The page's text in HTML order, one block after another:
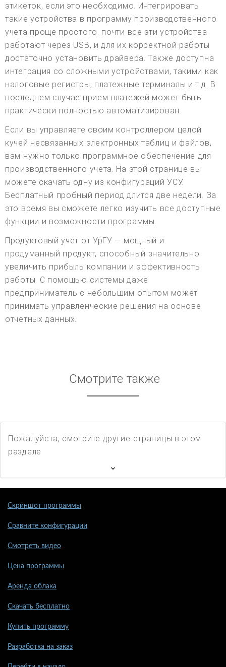
этикеток, если это необходимо. Интегрировать
такие устройства в программу производственного
учета проще простого. почти все эти устройства
работают через USB, и для их корректной работы
достаточно установить драйвера. Также доступна
интеграция со сложными устройствами, такими как
налоговые регистры, платежные терминалы и т.д. В
последнем случае прием платежей может быть
практически полностью автоматизирован.
Если вы управляете своим контроллером целой
кучей несвязанных электронных таблиц и файлов,
вам нужно только программное обеспечение для
производственного учета. На этой странице вы
можете скачать одну из конфигураций УСУ.
Бесплатный пробный период длится две недели. За
это время вы сможете легко изучить все доступные
функции и возможности программы.
Продуктовый учет от УрГУ — мощный и
продуманный продукт, способный значительно
увеличить прибыль компании и эффективность
работы. С помощью системы даже
предприниматель с небольшим опытом может
принимать управленческие решения на основе
отчетных данных.
Смотрите также
Пожалуйста, смотрите другие страницы в этом
разделе
Скриншот программы
Сравните конфигурации
Смотреть видео
Цена программы
Аренда облака
Скачать бесплатно
Купить программу
Разработка на заказ